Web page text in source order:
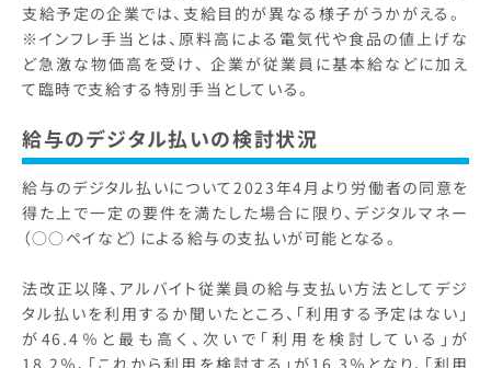
支給予定の企業では、支給目的が異なる様子がうかがえる。
※インフレ手当とは、原料高による電気代や食品の値上げな
ど急激な物価高を受け、 企業が従業員に基本給などに加え
て臨時で支給する特別手当としている。
給与のデジタル払いの検討状況
給与のデジタル払いについて2023年4月より労働者の同意を
得た上で一定の要件を満たした場合に限り、デジタルマネー
（○○ペイなど）による給与の支払いが可能となる。
法改正以降、アルバイト従業員の給与支払い方法としてデジ
タル払いを利用するか聞いたところ、「利用する予定はない」
が46.4％と最も高く、次いで「利用を検討している」が
18.2％、「これから利用を検討する」が16.3％となり、「利用